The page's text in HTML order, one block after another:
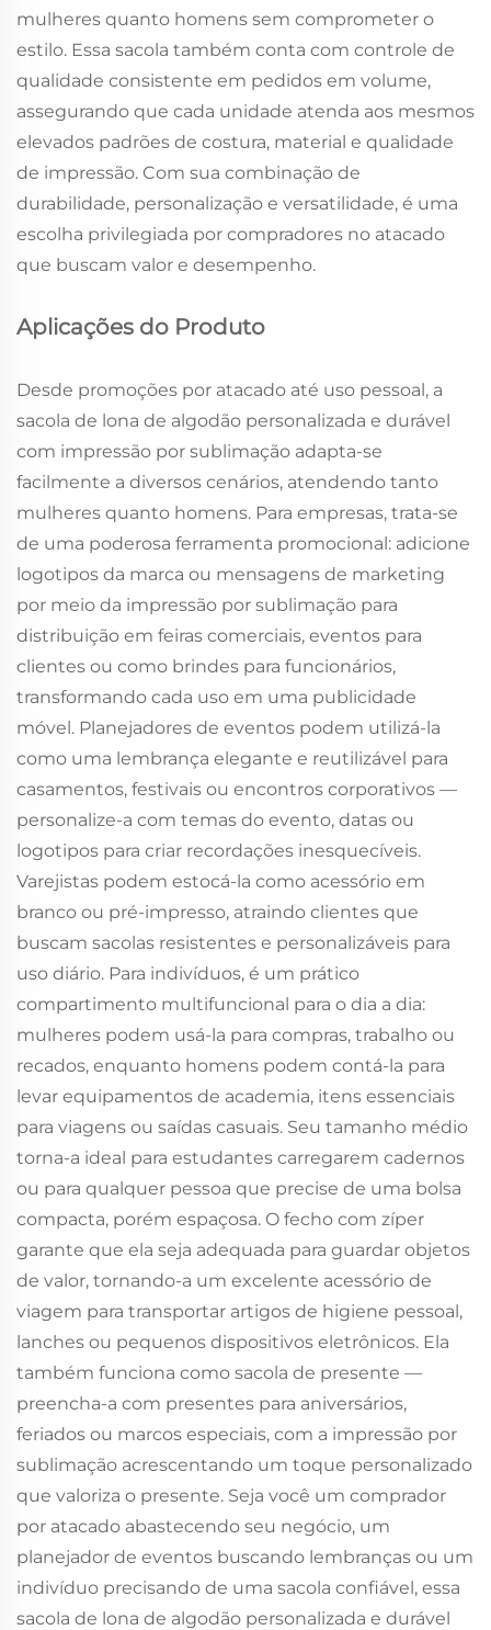
mulheres quanto homens sem comprometer o
estilo. Essa sacola também conta com controle de
qualidade consistente em pedidos em volume,
assegurando que cada unidade atenda aos mesmos
elevados padrões de costura, material e qualidade
de impressão. Com sua combinação de
durabilidade, personalização e versatilidade, é uma
escolha privilegiada por compradores no atacado
que buscam valor e desempenho.
Aplicações do Produto
Desde promoções por atacado até uso pessoal, a
sacola de lona de algodão personalizada e durável
com impressão por sublimação adapta-se
facilmente a diversos cenários, atendendo tanto
mulheres quanto homens. Para empresas, trata-se
de uma poderosa ferramenta promocional: adicione
logotipos da marca ou mensagens de marketing
por meio da impressão por sublimação para
distribuição em feiras comerciais, eventos para
clientes ou como brindes para funcionários,
transformando cada uso em uma publicidade
móvel. Planejadores de eventos podem utilizá-la
como uma lembrança elegante e reutilizável para
casamentos, festivais ou encontros corporativos —
personalize-a com temas do evento, datas ou
logotipos para criar recordações inesquecíveis.
Varejistas podem estocá-la como acessório em
branco ou pré-impresso, atraindo clientes que
buscam sacolas resistentes e personalizáveis para
uso diário. Para indivíduos, é um prático
compartimento multifuncional para o dia a dia:
mulheres podem usá-la para compras, trabalho ou
recados, enquanto homens podem contá-la para
levar equipamentos de academia, itens essenciais
para viagens ou saídas casuais. Seu tamanho médio
torna-a ideal para estudantes carregarem cadernos
ou para qualquer pessoa que precise de uma bolsa
compacta, porém espaçosa. O fecho com zíper
garante que ela seja adequada para guardar objetos
de valor, tornando-a um excelente acessório de
viagem para transportar artigos de higiene pessoal,
lanches ou pequenos dispositivos eletrônicos. Ela
também funciona como sacola de presente —
preencha-a com presentes para aniversários,
feriados ou marcos especiais, com a impressão por
sublimação acrescentando um toque personalizado
que valoriza o presente. Seja você um comprador
por atacado abastecendo seu negócio, um
planejador de eventos buscando lembranças ou um
indivíduo precisando de uma sacola confiável, essa
sacola de lona de algodão personalizada e durável